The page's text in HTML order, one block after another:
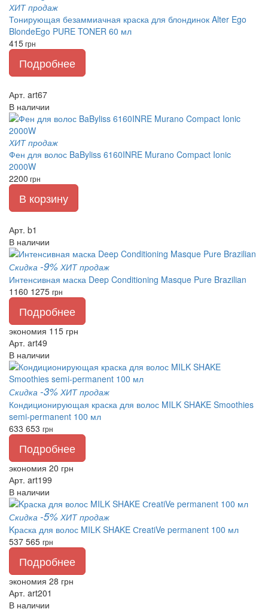
ХИТ продаж
Тонирующая безаммиачная краска для блондинок Alter Ego
BlondeEgo PURE TONER 60 мл
415грн
Подробнее
Арт. art67
В наличии
ХИТ продаж
Фен для волос BaByliss 6160INRE Murano Compact Ionic
2000W
2200 грн
В корзину
Арт. b1
В наличии
Скидка -9% ХИТ продаж
Интенсивная маска Deep Conditioning Masque Pure Brazilian
1160 1275 грн
Подробнее
экономия 115 грн
Арт. art49
В наличии
Скидка -3% ХИТ продаж
Кондиционирующая краска для волос MILK SHAKE Smoothies
semi-permanent 100 мл
633 653 грн
Подробнее
экономия 20 грн
Арт. art199
В наличии
Скидка -5% ХИТ продаж
Kраска для волос MILK SHAKE СreatiVe permanent 100 мл
537 565 грн
Подробнее
экономия 28 грн
Арт. art201
В наличии